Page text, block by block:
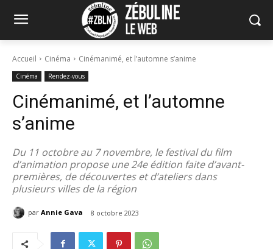
Accueil Cinéma Cinémanimé, et l’automne s’anime
Cinéma Rendez-vous
Cinémanimé, et l’automne
s’anime
Du 11 octobre au 7 novembre, le festival du film
d’animation propose une 24e édition faite d’avant-
premières, de découvertes et d’ateliers dans
plusieurs villes de la région
par Annie Gava 8 octobre 2023